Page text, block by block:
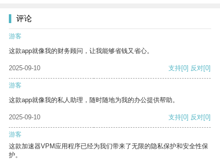
评论
游客
这款app就像我的财务顾问，让我能够省钱又省心。
2025-09-10 支持[0] 反对[0]
游客
这款app就像我的私人助理，随时随地为我的办公提供帮助。
2025-09-10 支持[0] 反对[0]
游客
这款加速器VPM应用程序已经为我们带来了无限的隐私保护和安全性保
护。